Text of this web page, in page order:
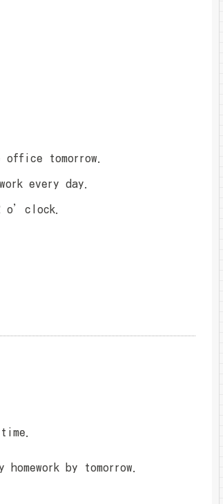
tomorrow.
every day.
o’clock.
by tomorrow.